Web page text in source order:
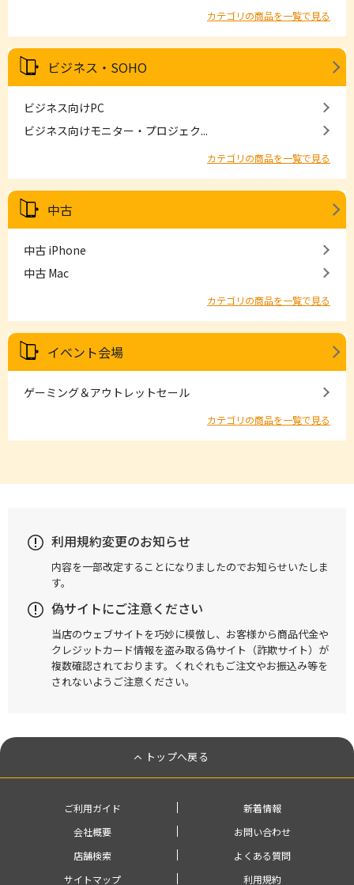
カテゴリの商品を一覧で見る
ビジネス・SOHO
ビジネス向けPC
ビジネス向けモニター・プロジェク...
カテゴリの商品を一覧で見る
中古
中古 iPhone
中古 Mac
カテゴリの商品を一覧で見る
イベント会場
ゲーミング＆アウトレットセール
カテゴリの商品を一覧で見る
利用規約変更のお知らせ
内容を一部改定することになりましたのでお知らせいたしま
す。
偽サイトにご注意ください
当店のウェブサイトを巧妙に模倣し、お客様から商品代金や
クレジットカード情報を盗み取る偽サイト（詐欺サイト）が
複数確認されております。くれぐれもご注文やお振込み等を
されないようご注意ください。
トップへ戻る
ご利用ガイド
新着情報
会社概要
お問い合わせ
店舗検索
よくある質問
サイトマップ
利用規約